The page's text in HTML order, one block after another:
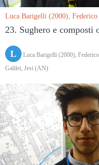
Luca Barigelli (2000),
23. Sughero e composti
L
Luca Barigelli (2000),
Galilei, Jesi (AN)